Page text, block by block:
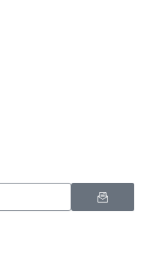
Enviar